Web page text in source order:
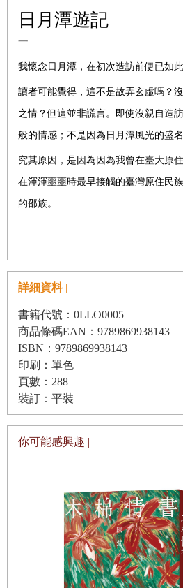
日月潭遊記
一
我懷念日月潭，在初次造訪前便已如此
讀者可能覺得，這不是故弄玄虛嗎？
之情？但這並非謊言。即使沒親自造
般的情感；不是因為日月潭風光的
究其原因，是因為因為我曾在臺大原
在渾渾噩噩時最早接觸的臺灣原住民
的邵族。
所以我就恬不知恥地照辦吧。數位部
中心，整理現有的數位資源；雖然網
無人居住的荒原沒什麼兩樣，有些數
卻沒整合，缺乏一貫的分類方式就算
還未必共通，調出來的資料可能跑掉
已是次要問題，畢竟連資料都可能抓
作，就是將這眾多資料，彙整疏理成
的目的，是希望部落成員能多加利用
片完善家族史——這些照片很可能拍到
從文字量來說，前置工作絕不容易，
直到現在，我仍對數位部落懷著感謝
重要觀念，譬如，過去我會用泰雅族
民，後來才知道至少該以部落為單位
的祭儀與傳統就不一樣，甚至有不同
詳細資料 |
書籍代號：0LLO0005
商品條碼EAN：9789869938143
ISBN：9789869938143
印刷：單色
頁數：288
裝訂：平裝
你可能感興趣 |